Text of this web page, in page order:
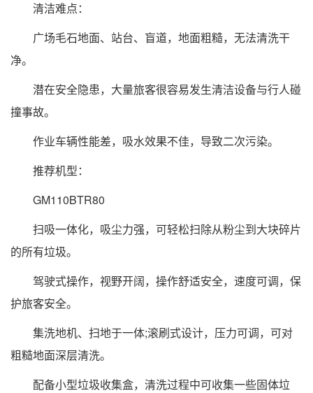
清洁难点：
广场毛石地面、站台、盲道，地面粗糙，无法清洗干
净。
潜在安全隐患，大量旅客很容易发生清洁设备与行人碰
撞事故。
作业车辆性能差，吸水效果不佳，导致二次污染。
推荐机型：
GM110BTR80
扫吸一体化，吸尘力强，可轻松扫除从粉尘到大块碎片
的所有垃圾。
驾驶式操作，视野开阔，操作舒适安全，速度可调，保
护旅客安全。
集洗地机、扫地于一体;滚刷式设计，压力可调，可对
粗糙地面深层清洗。
配备小型垃圾收集盒，清洗过程中可收集一些固体垃